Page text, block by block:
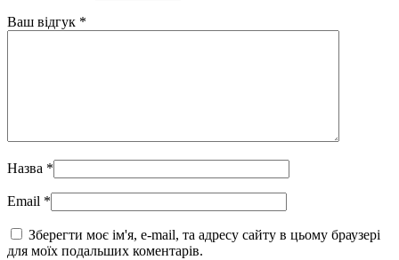
Ваш відгук *
Назва *
Email *
Зберегти моє ім'я, e-mail, та адресу сайту в цьому браузері
для моїх подальших коментарів.